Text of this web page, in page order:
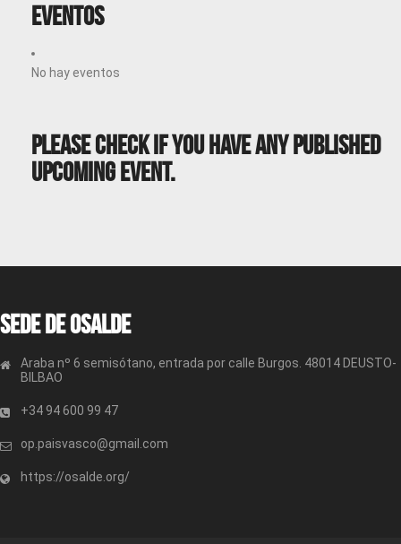
Eventos
No hay eventos
Please Check If You Have Any Published
Upcoming Event.
Sede de OSALDE
Araba nº 6 semisótano, entrada por calle Burgos. 48014 DEUSTO-
BILBAO
+34 94 600 99 47
op.paisvasco@gmail.com
https://osalde.org/